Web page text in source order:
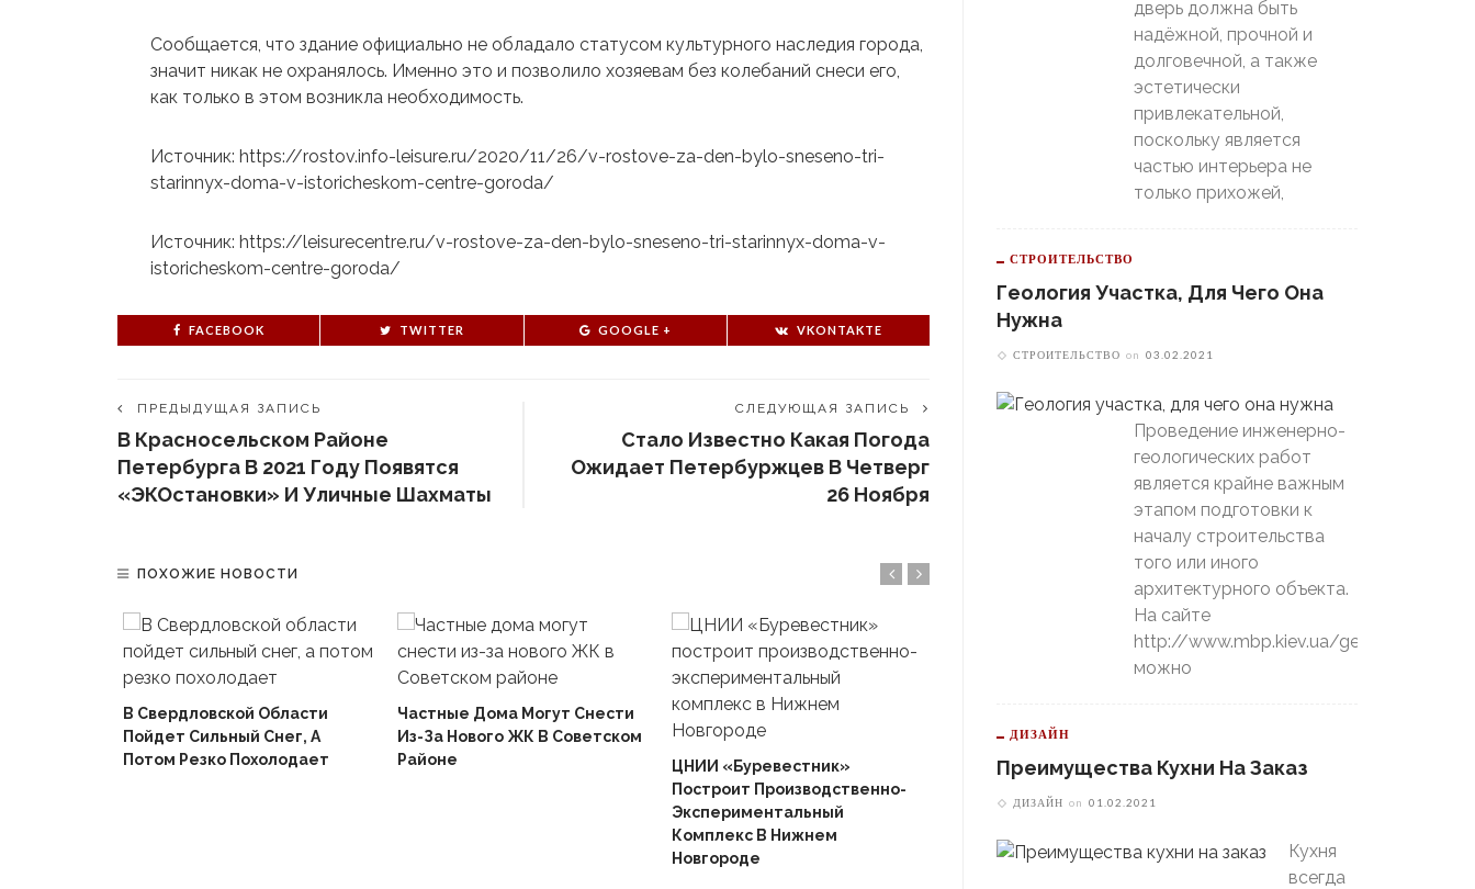
Сообщается, что здание официально не обладало статусом культурного наследия города,
значит никак не охранялось. Именно это и позволило хозяевам без колебаний снеси его,
как только в этом возникла необходимость.
Источник: https://rostov.info-leisure.ru/2020/11/26/v-rostove-za-den-bylo-sneseno-tri-
starinnyx-doma-v-istoricheskom-centre-goroda/
Источник: https://leisurecentre.ru/v-rostove-za-den-bylo-sneseno-tri-starinnyx-doma-v-
istoricheskom-centre-goroda/
FACEBOOK TWITTER GOOGLE + VKONTAKTE
ПРЕДЫДУЩАЯ ЗАПИСЬ
В Красносельском Районе
Петербурга В 2021 Году Появятся
«ЭКОстановки» И Уличные Шахматы
СЛЕДУЮЩАЯ ЗАПИСЬ
Стало Известно Какая Погода
Ожидает Петербуржцев В Четверг
26 Ноября
ПОХОЖИЕ НОВОСТИ
В Свердловской Области
Пойдет Сильный Снег, А
Потом Резко Похолодает
Частные Дома Могут Снести
Из-За Нового ЖК В Советском
Районе
ЦНИИ «Буревестник»
Построит Производственно-
Экспериментальный
Комплекс В Нижнем
Новгороде
Екатеринбургский
«Автомобилист» Вышел В
Домашний Матч
Потом Резко Похолодает
дверь должна быть
надёжной, прочной и
долговечной, а также
эстетически
привлекательной,
поскольку является
частью интерьера не
только прихожей,
СТРОИТЕЛЬСТВО
Геология Участка, Для Чего Она
Нужна
СТРОИТЕЛЬСТВО on 03.02.2021
Проведение инженерно-
геологических работ
является крайне важным
этапом подготовки к
началу строительства
того или иного
архитектурного объекта.
На сайте
http://www.mbp.kiev.ua/geology
можно
ДИЗАЙН
Преимущества Кухни На Заказ
ДИЗАЙН on 01.02.2021
Кухня
всегда